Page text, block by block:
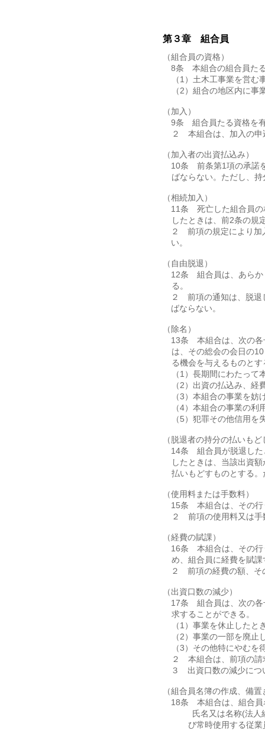
第３章 組合員
（組合員の資格）
第8条 本組合の組合員た
（1）土木工事業を営む
（2）組合の地区内に事
（加入）
第9条 組合員たる資格を
２ 本組合は、加入の申
（加入者の出資払込み）
第10条 前条第1項の承諾
ばならない。ただし、
（相続加入）
第11条 死亡した組合員
したときは、前2条の規
２ 前項の規定により加
い。
（自由脱退）
第12条 組合員は、あら
る。
２ 前項の通知は、脱退
ばならない。
（除名）
第13条 本組合は、次の
は、その総会の会日の
る機会を与えるものとす
（1）長期間にわたっ
（2）出資の払込み、
（3）本組合の事業を妨
（4）本組合の事業の
（5）犯罪その他信用を
（脱退者の持分の払いもど
第14条 組合員が脱退し
したときは、当該出資
払いもどすものとする
（使用料または手数料）
第15条 本組合は、その
２ 前項の使用料又は手
（経費の賦課）
第16条 本組合は、その
め、組合員に経費を賦
２ 前項の経費の額、そ
（出資口数の減少）
第17条 組合員は、次の
求することができる。
（1）事業を休止したと
（2）事業の一部を廃止
（3）その他特にやむを
２ 本組合は、前項の請
３ 出資口数の減少につ
（組合員名簿の作成、備
第18条 本組合は、組合
（1）氏名又は名称(法
び常時使用する従